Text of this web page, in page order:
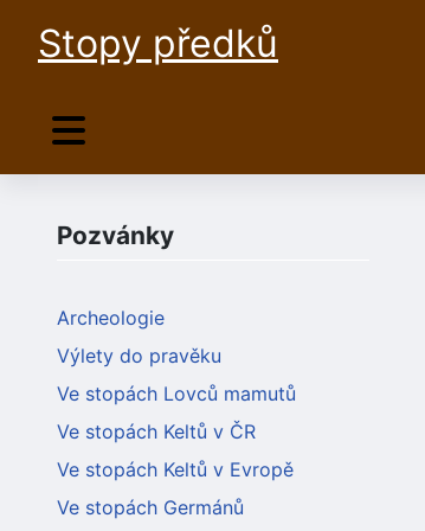
Stopy předků
Pozvánky
Archeologie
Výlety do pravěku
Ve stopách Lovců mamutů
Ve stopách Keltů v ČR
Ve stopách Keltů v Evropě
Ve stopách Germánů